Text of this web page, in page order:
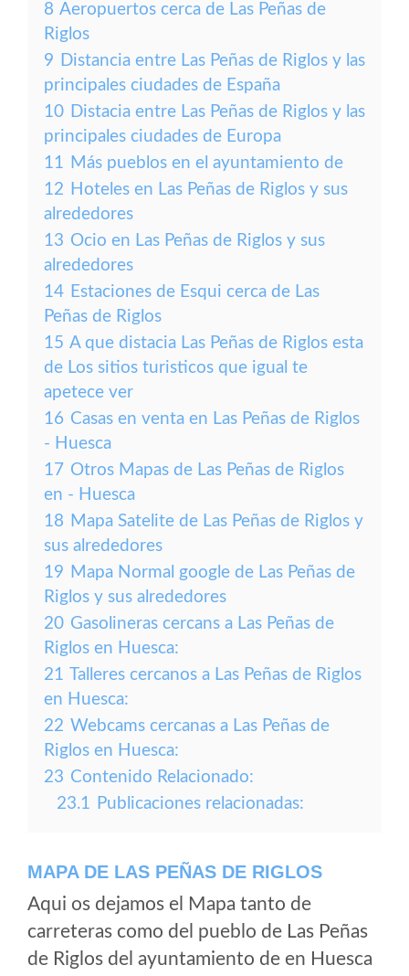
8 Aeropuertos cerca de Las Peñas de
Riglos
9 Distancia entre Las Peñas de Riglos y las
principales ciudades de España
10 Distacia entre Las Peñas de Riglos y las
principales ciudades de Europa
11 Más pueblos en el ayuntamiento de
12 Hoteles en Las Peñas de Riglos y sus
alrededores
13 Ocio en Las Peñas de Riglos y sus
alrededores
14 Estaciones de Esqui cerca de Las
Peñas de Riglos
15 A que distacia Las Peñas de Riglos esta
de Los sitios turisticos que igual te
apetece ver
16 Casas en venta en Las Peñas de Riglos
- Huesca
17 Otros Mapas de Las Peñas de Riglos
en - Huesca
18 Mapa Satelite de Las Peñas de Riglos y
sus alrededores
19 Mapa Normal google de Las Peñas de
Riglos y sus alrededores
20 Gasolineras cercans a Las Peñas de
Riglos en Huesca:
21 Talleres cercanos a Las Peñas de Riglos
en Huesca:
22 Webcams cercanas a Las Peñas de
Riglos en Huesca:
23 Contenido Relacionado:
23.1 Publicaciones relacionadas:
MAPA DE LAS PEÑAS DE RIGLOS
Aqui os dejamos el Mapa tanto de
carreteras como del pueblo de Las Peñas
de Riglos del ayuntamiento de en Huesca